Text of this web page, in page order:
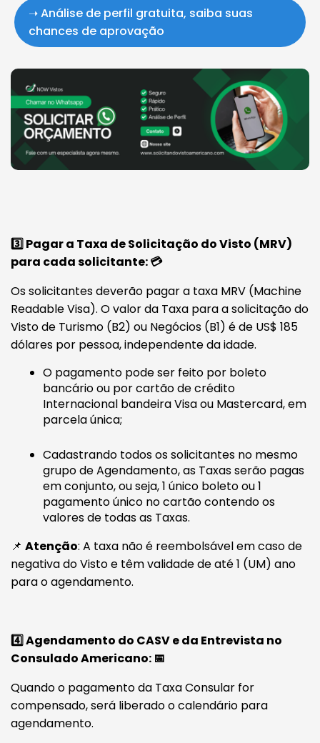
➝ Análise de perfil gratuita, saiba suas
chances de aprovação
3️⃣ Pagar a Taxa de Solicitação do Visto (MRV)
para cada solicitante: 💳
Os solicitantes deverão pagar a taxa MRV (Machine
Readable Visa). O valor da Taxa para a solicitação do
Visto de Turismo (B2) ou Negócios (B1) é de US$ 185
dólares por pessoa, independente da idade.
O pagamento pode ser feito por boleto
bancário ou por cartão de crédito
Internacional bandeira Visa ou Mastercard, em
parcela única;
Cadastrando todos os solicitantes no mesmo
grupo de Agendamento, as Taxas serão pagas
em conjunto, ou seja, 1 único boleto ou 1
pagamento único no cartão contendo os
valores de todas as Taxas.
📌 Atenção: A taxa não é reembolsável em caso de
negativa do Visto e têm validade de até 1 (UM) ano
para o agendamento.
4️⃣ Agendamento do CASV e da Entrevista no
Consulado Americano: 📅
Quando o pagamento da Taxa Consular for
compensado, será liberado o calendário para
agendamento.